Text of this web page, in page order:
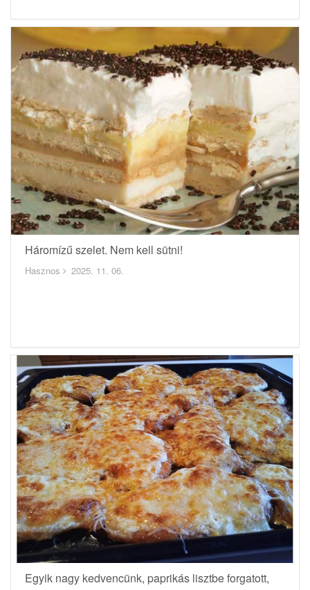
Háromízű szelet. Nem kell sütni!
Hasznos 2025. 11. 06.
Egyik nagy kedvencünk, paprikás lisztbe forgatott,